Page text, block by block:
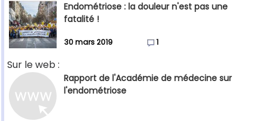
Endométriose : la douleur n'est pas une
fatalité !
30 mars 2019 1
Sur le web :
Rapport de l'Académie de médecine sur
l'endométriose